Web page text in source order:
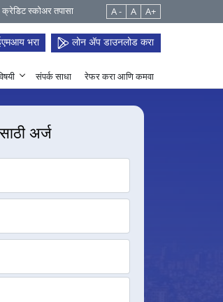
क्रेडिट स्कोअर तपासा A - A A+
भरा लोन ॲप डाउनलोड करा
संपर्क साधा रेफर करा आणि कमवा
अर्ज